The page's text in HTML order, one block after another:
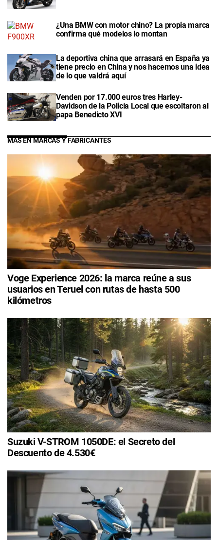
¿Una BMW con motor chino? La propia marca
confirma qué modelos lo montan
La deportiva china que arrasará en España ya
tiene precio en China y nos hacemos una idea
de lo que valdrá aquí
Venden por 17.000 euros tres Harley-
Davidson de la Policía Local que escoltaron al
papa Benedicto XVI
MÁS EN MARCAS Y FABRICANTES
Voge Experience 2026: la marca reúne a sus
usuarios en Teruel con rutas de hasta 500
kilómetros
Suzuki V-STROM 1050DE: el Secreto del
Descuento de 4.530€